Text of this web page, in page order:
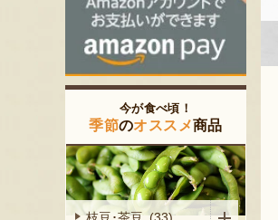
今が食べ頃！
季節のオススメ商品